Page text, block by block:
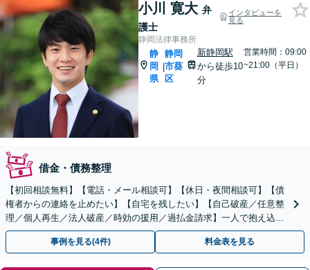
小川 寛大 弁
護士
インタビューを
見る
静岡法律事務所
静
岡
県
|
静岡
市葵
区
新静岡駅
から徒歩10
分
営業時間：09:00
~21:00（平日）
借金・債務整理
【初回相談無料】【電話・メール相談可】【休日・夜間相談可】【債
権者からの連絡を止めたい】【自宅を残したい】【自己破産／任意整
理／個人再生／法人破産／時効の援用／過払金請求】一人で抱え込ま
ず、弁護士と相談しながら借金問題を解決しましょう。
事例を見る(4件) 料金表を見る